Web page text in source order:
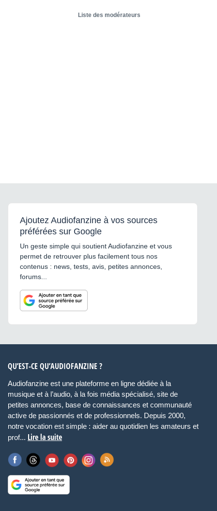
Liste des modérateurs
Ajoutez Audiofanzine à vos sources
préférées sur Google
Un geste simple qui soutient Audiofanzine et vous
permet de retrouver plus facilement tous nos
contenus : news, tests, avis, petites annonces,
forums...
QU’EST-CE QU’AUDIOFANZINE ?
Audiofanzine est une plateforme en ligne dédiée à la
musique et à l’audio, à la fois média spécialisé, site de
petites annonces, base de connaissances et communauté
active de passionnés et de professionnels. Depuis 2000,
notre vocation est simple : aider au quotidien les amateurs et
prof... Lire la suite